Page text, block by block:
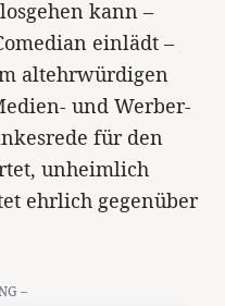
kann –
einlädt –
altehrwürdigen
und Werber-
für den
unheimlich
ehrlich gegenüber
–